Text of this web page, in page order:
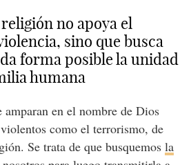
no apoya el
sino que busca
forma posible la unidad
humana
en el nombre de Dios
como el terrorismo, de
Se trata de que busquemos la